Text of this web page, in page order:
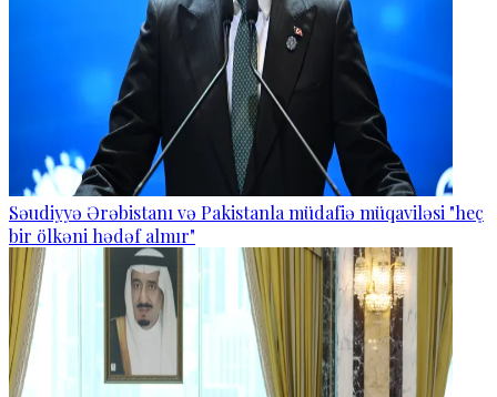
Səudiyyə Ərəbistanı və Pakistanla müdafiə müqaviləsi "heç
bir ölkəni hədəf almır"